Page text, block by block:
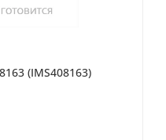
Стартер Krauf STR8163 (IMS408163)